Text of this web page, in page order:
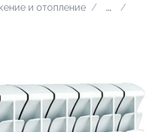
и отопление
...